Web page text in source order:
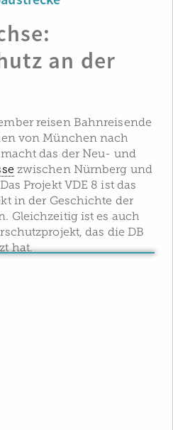
an der
reisen Bahnreisende
von München nach
das der Neu- und
zwischen Nürnberg und
Projekt VDE 8 ist das
in der Geschichte der
Gleichzeitig ist es auch
das die DB
hat.